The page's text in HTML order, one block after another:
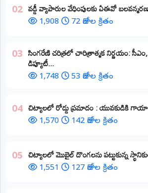
02 వడ్డీ వ్యాపారుల వేధింపులకు ఏఈవో
1,908 72 రోజుల క్రితం
03 ​సింగరేణి చరిత్రలో చారిత్రాత్మక నిర్ణయం: సీఎం,
డిప్యూటీ...
1,748 53 రోజుల క్రితం
04 చిట్యాలలో రోడ్డు ప్రమాదం : యువకుడికి
1,570 142 రోజుల క్రితం
05 చిట్యాలలో మొబైల్ దొంగలను పట్టుకున్న
1,551 127 రోజుల క్రితం